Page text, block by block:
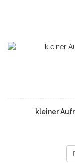
kleiner